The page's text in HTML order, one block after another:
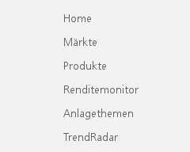
Home
Märkte
Produkte
Renditemonitor
Anlagethemen
TrendRadar